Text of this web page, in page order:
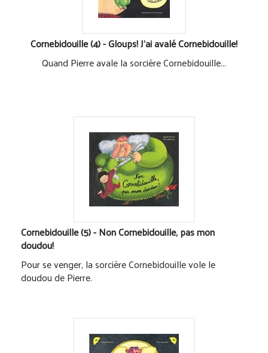
Cornebidouille (4) - Gloups! J'ai avalé Cornebidouille!
Quand Pierre avale la sorcière Cornebidouille...
Cornebidouille (5) - Non Cornebidouille, pas mon
doudou!
Pour se venger, la sorcière Cornebidouille vole le
doudou de Pierre.